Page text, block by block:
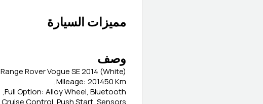
مميزات السيارة
وصف
Range Rover Vogue SE 2014 (White)
Mileage: 201450 Km,
Full Option: Alloy Wheel, Bluetooth,
Cruise Control, Push Start, Sensors,